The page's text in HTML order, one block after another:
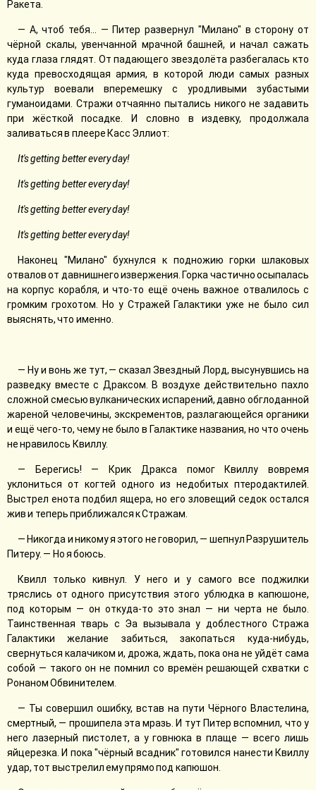
Ракета.
— А, чтоб тебя... — Питер развернул "Милано" в сторону от
чёрной скалы, увенчанной мрачной башней, и начал сажать
куда глаза глядят. От падающего звездолёта разбегалась кто
куда превосходящая армия, в которой люди самых разных
культур воевали вперемешку с уродливыми зубастыми
гуманоидами. Стражи отчаянно пытались никого не задавить
при жёсткой посадке. И словно в издевку, продолжала
заливаться в плеере Касс Эллиот:
It's getting better every day!
It's getting better every day!
It's getting better every day!
It's getting better every day!
Наконец "Милано" бухнулся к подножию горки шлаковых
отвалов от давнишнего извержения. Горка частично осыпалась
на корпус корабля, и что-то ещё очень важное отвалилось с
громким грохотом. Но у Стражей Галактики уже не было сил
выяснять, что именно.
— Ну и вонь же тут, — сказал Звездный Лорд, высунувшись на
разведку вместе с Драксом. В воздухе действительно пахло
сложной смесью вулканических испарений, давно обглоданной
жареной человечины, экскрементов, разлагающейся органики
и ещё чего-то, чему не было в Галактике названия, но что очень
не нравилось Квиллу.
— Берегись! — Крик Дракса помог Квиллу вовремя
уклониться от когтей одного из недобитых птеродактилей.
Выстрел енота подбил ящера, но его зловещий седок остался
жив и теперь приближался к Стражам.
— Никогда и никому я этого не говорил, — шепнул Разрушитель
Питеру. — Но я боюсь.
Квилл только кивнул. У него и у самого все поджилки
тряслись от одного присутствия этого ублюдка в капюшоне,
под которым — он откуда-то это знал — ни черта не было.
Таинственная тварь с Эа вызывала у доблестного Стража
Галактики желание забиться, закопаться куда-нибудь,
свернуться калачиком и, дрожа, ждать, пока она не уйдёт сама
собой — такого он не помнил со времён решающей схватки с
Ронаном Обвинителем.
— Ты совершил ошибку, встав на пути Чёрного Властелина,
смертный, — прошипела эта мразь. И тут Питер вспомнил, что у
него лазерный пистолет, а у говнюка в плаще — всего лишь
яйцерезка. И пока "чёрный всадник" готовился нанести Квиллу
удар, тот выстрелил ему прямо под капюшон.